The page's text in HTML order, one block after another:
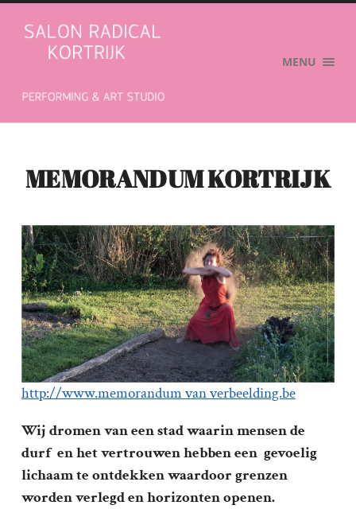
Salon
Radical
MENU
MEMORANDUM KORTRIJK
http://www.memorandum van verbeelding.be
Wij dromen van een stad waarin mensen de
durf en het vertrouwen hebben een gevoelig
lichaam te ontdekken waardoor grenzen
worden verlegd en horizonten openen.